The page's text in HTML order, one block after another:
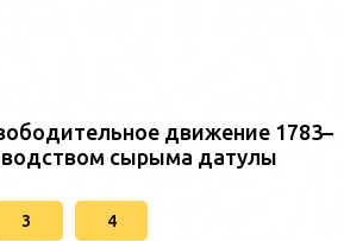
движение 1783–
сырыма датулы
3 4